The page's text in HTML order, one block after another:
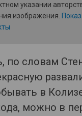
указании
изображения.
по словам
в
можно в